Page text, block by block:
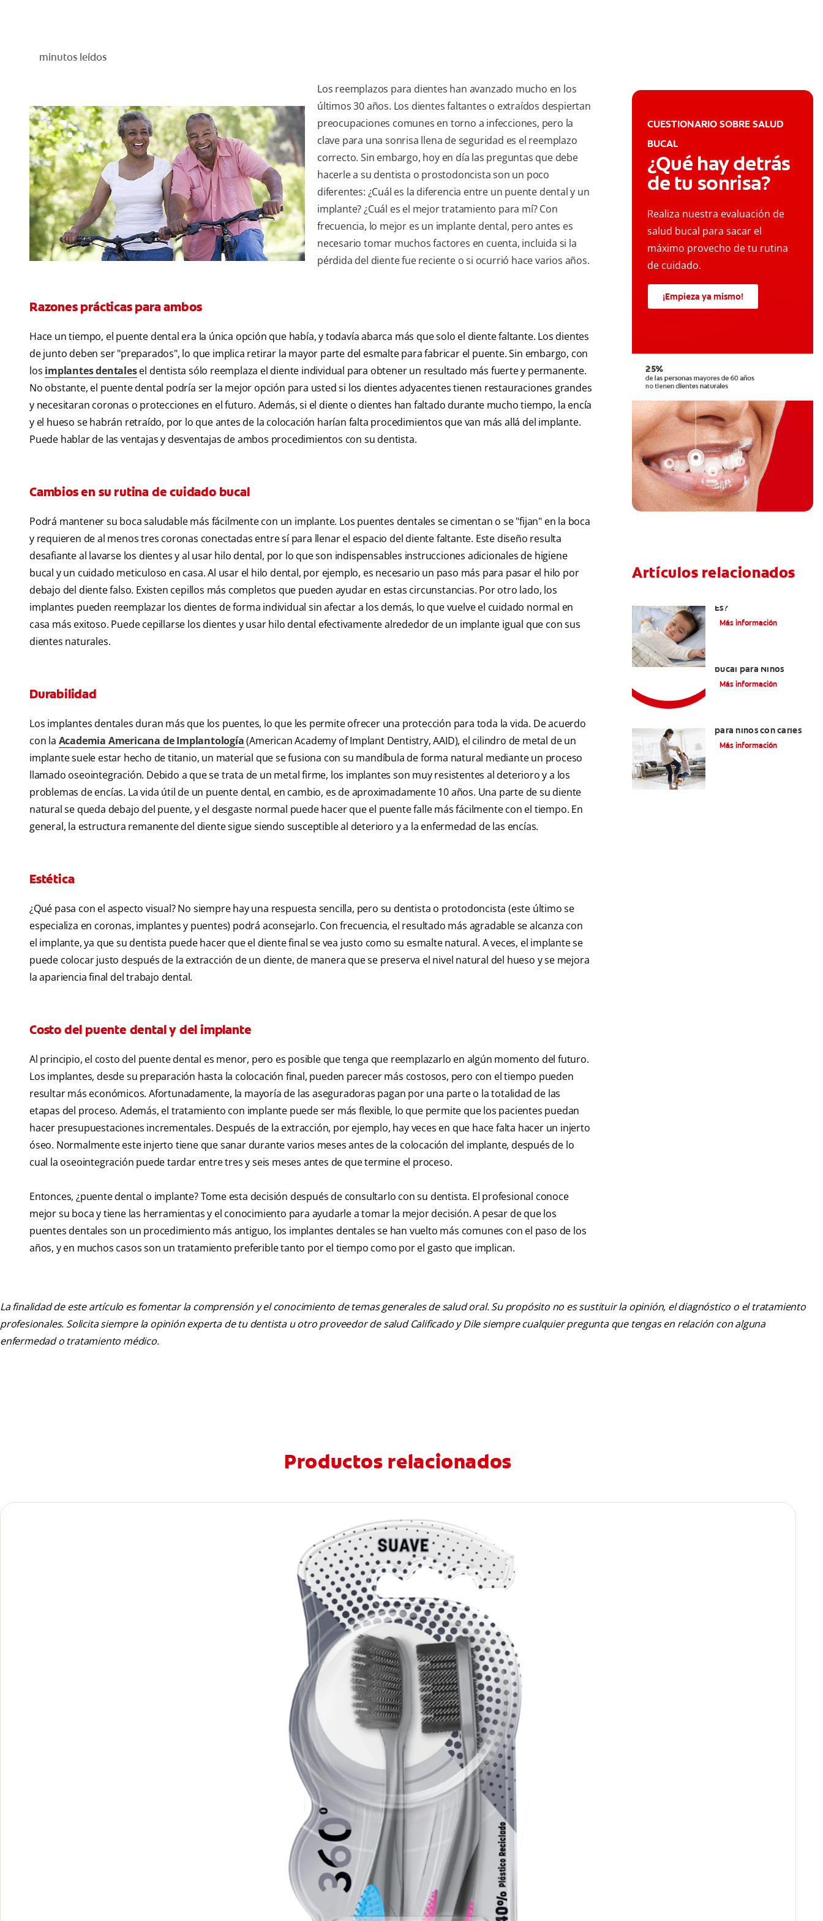
minutos leídos
Los reemplazos para dientes han avanzado mucho en los
últimos 30 años. Los dientes faltantes o extraídos despiertan
preocupaciones comunes en torno a infecciones, pero la
clave para una sonrisa llena de seguridad es el reemplazo
correcto. Sin embargo, hoy en día las preguntas que debe
hacerle a su dentista o prostodoncista son un poco
diferentes: ¿Cuál es la diferencia entre un puente dental y un
implante? ¿Cuál es el mejor tratamiento para mí? Con
frecuencia, lo mejor es un implante dental, pero antes es
necesario tomar muchos factores en cuenta, incluida si la
pérdida del diente fue reciente o si ocurrió hace varios años.
Razones prácticas para ambos
Hace un tiempo, el puente dental era la única opción que había, y todavía abarca más que solo el diente faltante. Los dientes
de junto deben ser "preparados", lo que implica retirar la mayor parte del esmalte para fabricar el puente. Sin embargo, con
los implantes dentalesel dentista sólo reemplaza el diente individual para obtener un resultado más fuerte y permanente.
No obstante, el puente dental podría ser la mejor opción para usted si los dientes adyacentes tienen restauraciones grandes
y necesitaran coronas o protecciones en el futuro. Además, si el diente o dientes han faltado durante mucho tiempo, la encía
y el hueso se habrán retraído, por lo que antes de la colocación harían falta procedimientos que van más allá del implante.
Puede hablar de las ventajas y desventajas de ambos procedimientos con su dentista.
Cambios en su rutina de cuidado bucal
Podrá mantener su boca saludable más fácilmente con un implante. Los puentes dentales se cimentan o se "fijan" en la boca
y requieren de al menos tres coronas conectadas entre sí para llenar el espacio del diente faltante. Este diseño resulta
desafiante al lavarse los dientes y al usar hilo dental, por lo que son indispensables instrucciones adicionales de higiene
bucal y un cuidado meticuloso en casa. Al usar el hilo dental, por ejemplo, es necesario un paso más para pasar el hilo por
debajo del diente falso. Existen cepillos más completos que pueden ayudar en estas circunstancias. Por otro lado, los
implantes pueden reemplazar los dientes de forma individual sin afectar a los demás, lo que vuelve el cuidado normal en
casa más exitoso. Puede cepillarse los dientes y usar hilo dental efectivamente alrededor de un implante igual que con sus
dientes naturales.
Durabilidad
Los implantes dentales duran más que los puentes, lo que les permite ofrecer una protección para toda la vida. De acuerdo
con la Academia Americana de Implantología(American Academy of Implant Dentistry, AAID), el cilindro de metal de un
implante suele estar hecho de titanio, un material que se fusiona con su mandíbula de forma natural mediante un proceso
llamado oseointegración. Debido a que se trata de un metal firme, los implantes son muy resistentes al deterioro y a los
problemas de encías. La vida útil de un puente dental, en cambio, es de aproximadamente 10 años. Una parte de su diente
natural se queda debajo del puente, y el desgaste normal puede hacer que el puente falle más fácilmente con el tiempo. En
general, la estructura remanente del diente sigue siendo susceptible al deterioro y a la enfermedad de las encías.
Estética
¿Qué pasa con el aspecto visual? No siempre hay una respuesta sencilla, pero su dentista o protodoncista (este último se
especializa en coronas, implantes y puentes) podrá aconsejarlo. Con frecuencia, el resultado más agradable se alcanza con
el implante, ya que su dentista puede hacer que el diente final se vea justo como su esmalte natural. A veces, el implante se
puede colocar justo después de la extracción de un diente, de manera que se preserva el nivel natural del hueso y se mejora
la apariencia final del trabajo dental.
Costo del puente dental y del implante
Al principio, el costo del puente dental es menor, pero es posible que tenga que reemplazarlo en algún momento del futuro.
Los implantes, desde su preparación hasta la colocación final, pueden parecer más costosos, pero con el tiempo pueden
resultar más económicos. Afortunadamente, la mayoría de las aseguradoras pagan por una parte o la totalidad de las
etapas del proceso. Además, el tratamiento con implante puede ser más flexible, lo que permite que los pacientes puedan
hacer presupuestaciones incrementales. Después de la extracción, por ejemplo, hay veces en que hace falta hacer un injerto
óseo. Normalmente este injerto tiene que sanar durante varios meses antes de la colocación del implante, después de lo
cual la oseointegración puede tardar entre tres y seis meses antes de que termine el proceso.
Entonces, ¿puente dental o implante? Tome esta decisión después de consultarlo con su dentista. El profesional conoce
mejor su boca y tiene las herramientas y el conocimiento para ayudarle a tomar la mejor decisión. A pesar de que los
puentes dentales son un procedimiento más antiguo, los implantes dentales se han vuelto más comunes con el paso de los
años, y en muchos casos son un tratamiento preferible tanto por el tiempo como por el gasto que implican.
CUESTIONARIO SOBRE SALUD
BUCAL
¿Qué hay detrás
de tu sonrisa?
Realiza nuestra evaluación de
salud bucal para sacar el
máximo provecho de tu rutina
de cuidado.
¡Empieza ya mismo!
Artículos relacionados
Es?
Más información
bucal para Niños
Más información
para niños con caries
Más información
La finalidad de este artículo es fomentar la comprensión y el conocimiento de temas generales de salud oral. Su propósito no es sustituir la opinión, el diagnóstico o el tratamiento
profesionales. Solicita siempre la opinión experta de tu dentista u otro proveedor de salud Calificado y Dile siempre cualquier pregunta que tengas en relación con alguna
enfermedad o tratamiento médico.
Productos relacionados